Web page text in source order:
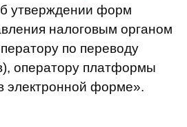
правила
работает
86 НК РФ. Значит,
обязана